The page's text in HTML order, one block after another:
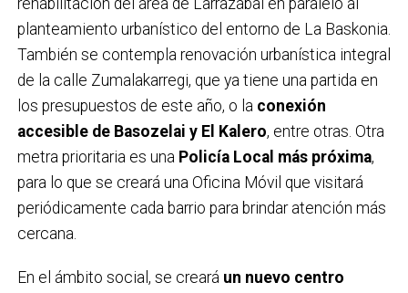
rehabilitación del área de Larrazábal en paralelo al
planteamiento urbanístico del entorno de La Baskonia.
También se contempla renovación urbanística integral
de la calle Zumalakarregi, que ya tiene una partida en
los presupuestos de este año, o la conexión
accesible de Basozelai y El Kalero, entre otras. Otra
metra prioritaria es una Policía Local más próxima,
para lo que se creará una Oficina Móvil que visitará
periódicamente cada barrio para brindar atención más
cercana.
En el ámbito social, se creará un nuevo centro